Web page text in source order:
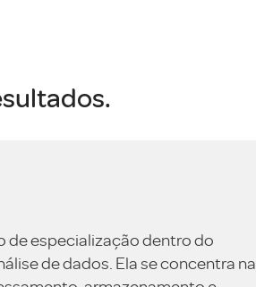
de especialização dentro do
de dados. Ela se concentra na